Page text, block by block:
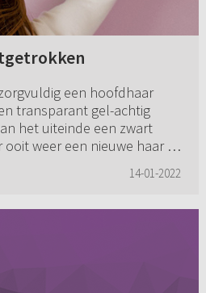
een hoofdhaar
transparant gel-achtig
het uiteinde een zwart
ooit weer een nieuwe haar of
14-01-2022